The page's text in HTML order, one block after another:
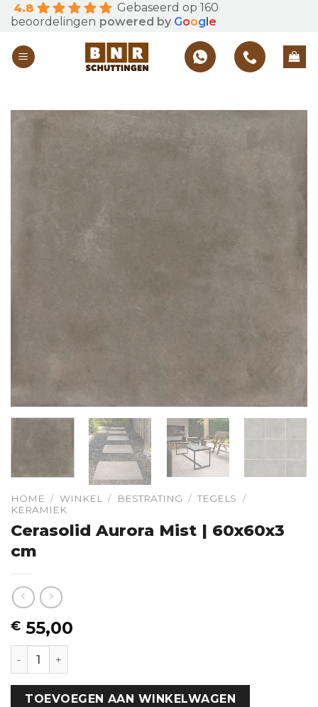
Skip
to
content
4.8
Gebaseerd op 160
beoordelingen powered by Goog e
HOME / WINKEL / BESTRATING / TEGELS
/
KERAMIEK
Cerasolid Aurora Mist | 60x60x3
cm
€ 55,00
Cerasolid Aurora Mist | 60x60x3 cm hoeveelheid
TOEVOEGEN AAN WINKELWAGEN